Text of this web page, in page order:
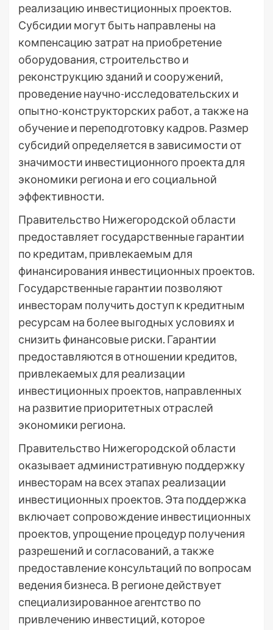
реализацию инвестиционных проектов.
Субсидии могут быть направлены на
компенсацию затрат на приобретение
оборудования, строительство и
реконструкцию зданий и сооружений,
проведение научно-исследовательских и
опытно-конструкторских работ, а также на
обучение и переподготовку кадров. Размер
субсидий определяется в зависимости от
значимости инвестиционного проекта для
экономики региона и его социальной
эффективности.
Правительство Нижегородской области
предоставляет государственные гарантии
по кредитам, привлекаемым для
финансирования инвестиционных проектов.
Государственные гарантии позволяют
инвесторам получить доступ к кредитным
ресурсам на более выгодных условиях и
снизить финансовые риски. Гарантии
предоставляются в отношении кредитов,
привлекаемых для реализации
инвестиционных проектов, направленных
на развитие приоритетных отраслей
экономики региона.
Правительство Нижегородской области
оказывает административную поддержку
инвесторам на всех этапах реализации
инвестиционных проектов. Эта поддержка
включает сопровождение инвестиционных
проектов, упрощение процедур получения
разрешений и согласований, а также
предоставление консультаций по вопросам
ведения бизнеса. В регионе действует
специализированное агентство по
привлечению инвестиций, которое